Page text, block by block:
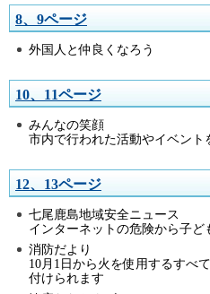
8、9ページ
外国人と仲良くなろう
10、11ページ
みんなの笑顔
市内で行われた活動やイベント
12、13ページ
七尾鹿島地域安全ニュース
インターネットの危険から子ど
消防だより
10月1日から火を使用するすべ
付けられます